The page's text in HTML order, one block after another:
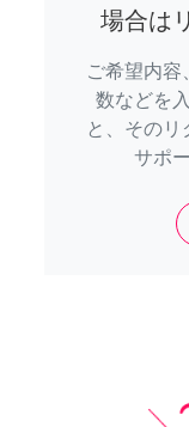
場合は
ご希望内容
数などを
と、その
サポ